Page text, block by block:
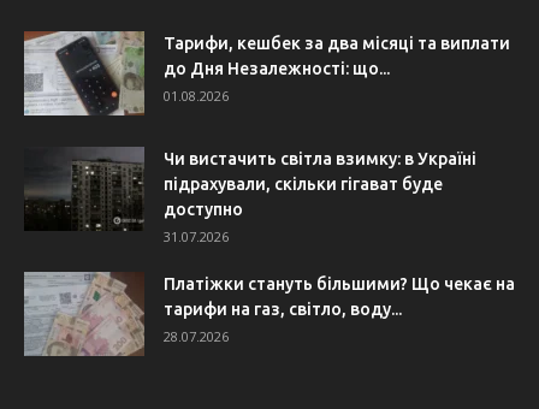
Тарифи, кешбек за два місяці та виплати
до Дня Незалежності: що...
01.08.2026
Чи вистачить світла взимку: в Україні
підрахували, скільки гігават буде
доступно
31.07.2026
Платіжки стануть більшими? Що чекає на
тарифи на газ, світло, воду...
28.07.2026